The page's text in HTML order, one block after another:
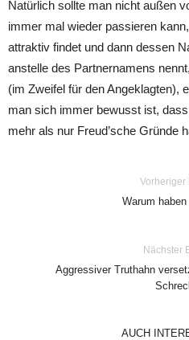
Natürlich sollte man nicht außen
immer mal wieder passieren
attraktiv findet und dann dessen
anstelle des Partnernamens
(im Zweifel für den Angeklagten),
man sich immer bewusst ist,
mehr als nur Freud’sche Gründe
Vorheriger
Warum
Nächster
Aggressiver Truthahn
AUCH